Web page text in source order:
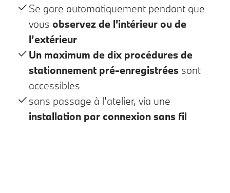
Se gare automatiquement pendant que
vous observez de l'intérieur ou de
l’extérieur
Un maximum de dix procédures de
stationnement pré-enregistrées sont
accessibles
sans passage à l’atelier, via une
installation par connexion sans fil